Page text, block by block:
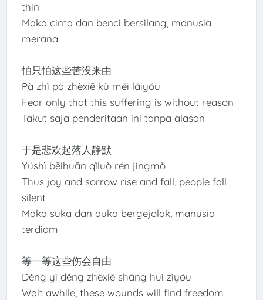
thin
Maka cinta dan benci bersilang, manusia
merana
怕只怕这些苦没来由
Pà zhǐ pà zhèxiē kǔ méi láiyóu
Fear only that this suffering is without reason
Takut saja penderitaan ini tanpa alasan
于是悲欢起落人静默
Yúshì bēihuān qǐluò rén jìngmò
Thus joy and sorrow rise and fall, people fall
silent
Maka suka dan duka bergejolak, manusia
terdiam
等一等这些伤会自由
Děng yī děng zhèxiē shāng huì zìyóu
Wait awhile, these wounds will find freedom